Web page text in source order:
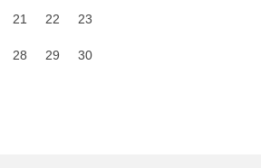
21 22 23
28 29 30